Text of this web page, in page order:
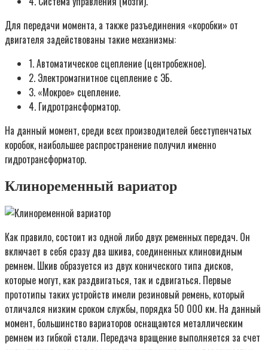
Для передачи момента, а также разъединения «коробки» от
двигателя задействованы такие механизмы:
1. Автоматическое сцепление (центробежное).
2. Электромагнитное сцепление с ЭБ.
3. «Мокрое» сцепление.
4. Гидротрансформатор.
На данный момент, среди всех производителей бесступенчатых
коробок, наибольшее распространение получил именно
гидротрансформатор.
Клиноременный вариатор
Как правило, состоит из одной либо двух ременных передач. Он
включает в себя сразу два шкива, соединенных клиновидным
ремнем. Шкив образуется из двух конического типа дисков,
которые могут, как раздвигаться, так и сдвигаться. Первые
прототипы таких устройств имели резиновый ремень, который
отличался низким сроком службы, порядка 50 000 км. На данный
момент, большинство вариаторов оснащаются металлическим
ремнем из гибкой стали. Передача вращение выполняется за счет